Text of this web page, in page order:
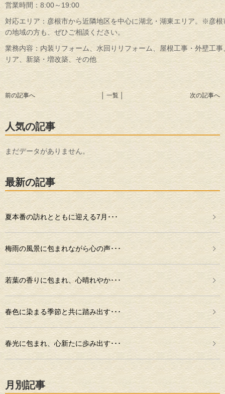
営業時間：8:00～19:00
対応エリア：彦根市から近隣地区を中心に湖北・湖東エリア。※彦根
の地域の方も、ぜひご相談ください。
業務内容：内装リフォーム、水回りリフォーム、屋根工事・外壁工事
リア、新築・増改築、その他
前の記事へ 次の記事へ
│ 一覧 │
人気の記事
まだデータがありません。
最新の記事
夏本番の訪れとともに迎える7月･･･
梅雨の風景に包まれながら心の声･･･
若葉の香りに包まれ、心晴れやか･･･
春色に染まる季節と共に踏み出す･･･
春光に包まれ、心新たに歩み出す･･･
月別記事